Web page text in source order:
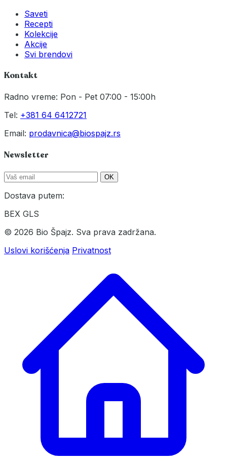
Saveti
Recepti
Kolekcije
Akcije
Svi brendovi
Kontakt
Radno vreme: Pon - Pet 07:00 - 15:00h
Tel: +381 64 6412721
Email: prodavnica@biospajz.rs
Newsletter
OK
Dostava putem:
BEX GLS
© 2026 Bio Špajz. Sva prava zadržana.
Uslovi korišćenja Privatnost